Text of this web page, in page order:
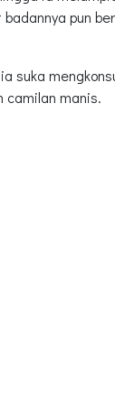
pun
suka
camilan manis.